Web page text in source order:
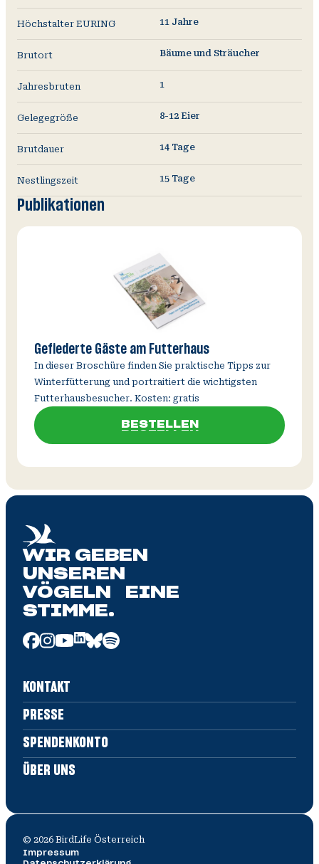
Höchstalter EURING 11 Jahre
Brutort Bäume und Sträucher
Jahresbruten 1
Gelegegröße 8-12 Eier
Brutdauer 14 Tage
Nestlingszeit 15 Tage
Publikationen
Gefiederte Gäste am Futterhaus
In dieser Broschüre finden Sie praktische Tipps zur
Winterfütterung und portraitiert die wichtigsten
Futterhausbesucher. Kosten: gratis
BESTELLEN
WIR GEBEN
UNSEREN
VÖGELN EINE
STIMME.
KONTAKT
PRESSE
SPENDENKONTO
ÜBER UNS
© 2026 BirdLife Österreich
Impressum